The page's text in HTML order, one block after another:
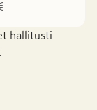
hallitusti